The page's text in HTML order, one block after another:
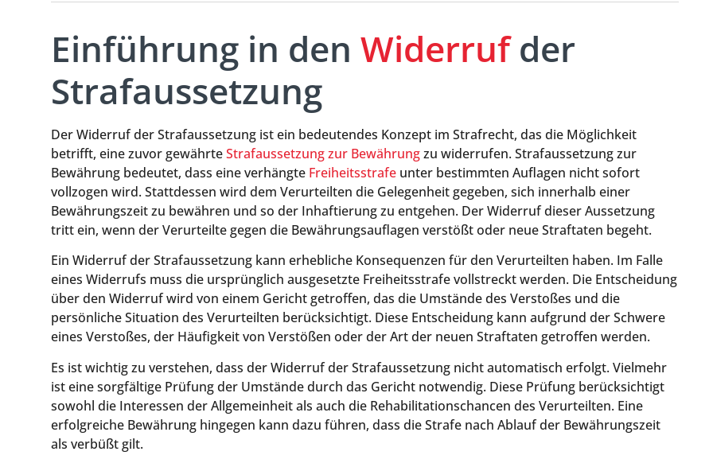
Einführung in den Widerrufder
Strafaussetzung
Der Widerruf der Strafaussetzung ist ein bedeutendes Konzept im Strafrecht, das die Möglichkeit
betrifft, eine zuvor gewährteStrafaussetzung zur Bewährungzu widerrufen. Strafaussetzung zur
Bewährung bedeutet, dass eine verhängte Freiheitsstrafe unter bestimmten Auflagen nicht sofort
vollzogen wird. Stattdessen wird dem Verurteilten die Gelegenheit gegeben, sich innerhalb einer
Bewährungszeit zu bewähren und so der Inhaftierung zu entgehen. Der Widerruf dieser Aussetzung
tritt ein, wenn der Verurteilte gegen die Bewährungsauflagen verstößt oder neue Straftaten begeht.
Ein Widerruf der Strafaussetzung kann erhebliche Konsequenzen für den Verurteilten haben. Im Falle
eines Widerrufs muss die ursprünglich ausgesetzte Freiheitsstrafe vollstreckt werden. Die Entscheidung
über den Widerruf wird von einem Gericht getroffen, das die Umstände des Verstoßes und die
persönliche Situation des Verurteilten berücksichtigt. Diese Entscheidung kann aufgrund der Schwere
eines Verstoßes, der Häufigkeit von Verstößen oder der Art der neuen Straftaten getroffen werden.
Es ist wichtig zu verstehen, dass der Widerruf der Strafaussetzung nicht automatisch erfolgt. Vielmehr
ist eine sorgfältige Prüfung der Umstände durch das Gericht notwendig. Diese Prüfung berücksichtigt
sowohl die Interessen der Allgemeinheit als auch die Rehabilitationschancen des Verurteilten. Eine
erfolgreiche Bewährung hingegen kann dazu führen, dass die Strafe nach Ablauf der Bewährungszeit
als verbüßt gilt.